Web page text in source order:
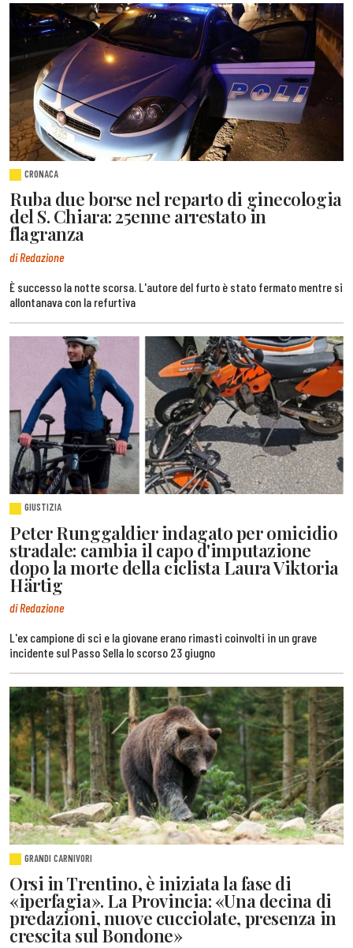
CRONACA
Ruba due borse nel reparto di ginecologia
del S. Chiara: 25enne arrestato in
flagranza
di Redazione
È successo la notte scorsa. L'autore del furto è stato fermato mentre si
allontanava con la refurtiva
GIUSTIZIA
Peter Runggaldier indagato per omicidio
stradale: cambia il capo d'imputazione
dopo la morte della ciclista Laura Viktoria
Härtig
di Redazione
L'ex campione di sci e la giovane erano rimasti coinvolti in un grave
incidente sul Passo Sella lo scorso 23 giugno
GRANDI CARNIVORI
Orsi in Trentino, è iniziata la fase di
«iperfagia». La Provincia: «Una decina di
predazioni, nuove cucciolate, presenza in
crescita sul Bondone»